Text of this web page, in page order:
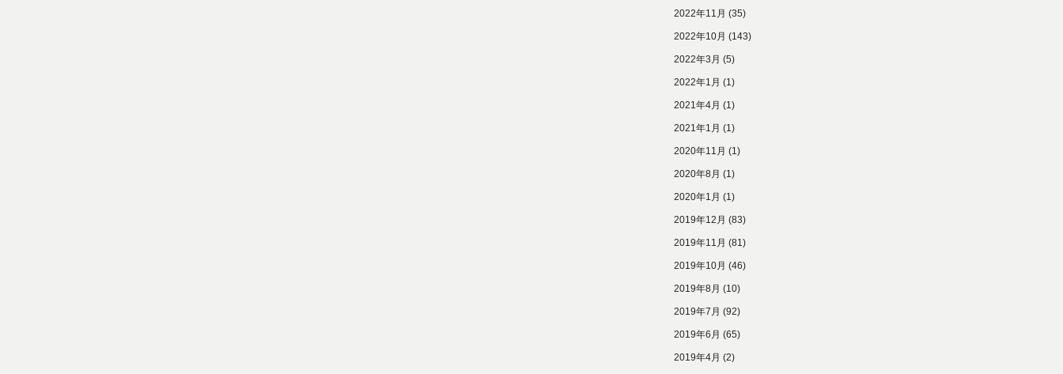
2022年11月 (35)
2022年10月 (143)
2022年3月 (5)
2022年1月 (1)
2021年4月 (1)
2021年1月 (1)
2020年11月 (1)
2020年8月 (1)
2020年1月 (1)
2019年12月 (83)
2019年11月 (81)
2019年10月 (46)
2019年8月 (10)
2019年7月 (92)
2019年6月 (65)
2019年4月 (2)